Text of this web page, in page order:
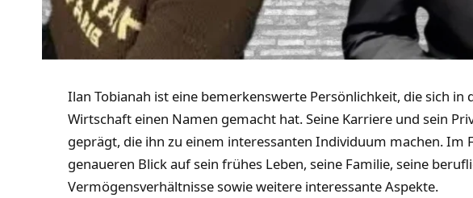
Ilan Tobianah ist eine bemerkenswerte Persönlichkeit, die sich in
Wirtschaft einen Namen gemacht hat. Seine Karriere und sein
geprägt, die ihn zu einem interessanten Individuum machen. Im
genaueren Blick auf sein frühes Leben, seine Familie, seine
Vermögensverhältnisse sowie weitere interessante Aspekte.